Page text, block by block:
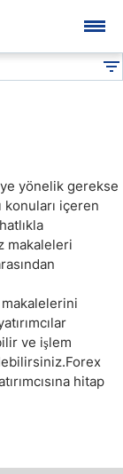
yönelik gerekse
konuları içeren
makaleleri
ve işlem
hitap